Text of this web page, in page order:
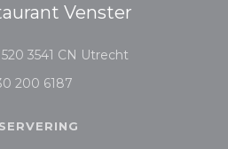
Venster
3541 CN Utrecht((opent in een
200 6187